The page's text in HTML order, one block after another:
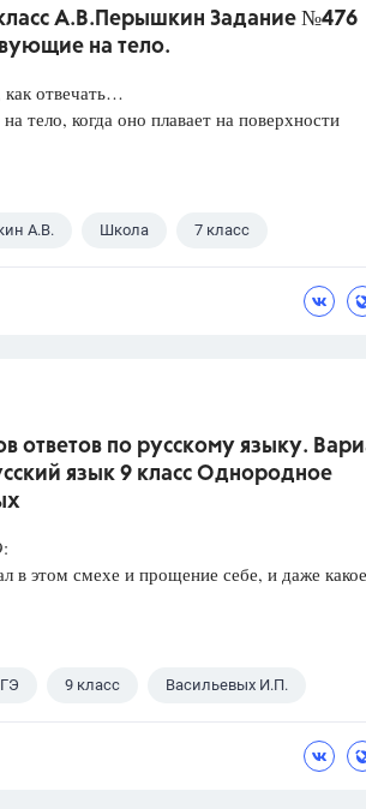
А.В.Перышкин Задание №476
на тело.
отвечать…
тело, когда оно плавает на поверхности
А.В. Школа 7 класс
ответов по русскому языку.
язык 9 класс Однородное
смехе и прощение себе, и даже
9 класс Васильевых И.П.